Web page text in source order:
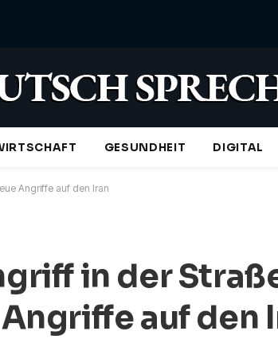
GESUNDHEIT DIGITAL
Angriffe auf den Iran
in der
auf den